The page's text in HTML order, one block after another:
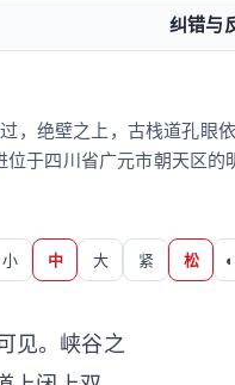
纠错与
，绝壁之上，古栈道孔眼
于四川省广元市朝天区的
小 中 大 紧 松 ◐
见。峡谷之